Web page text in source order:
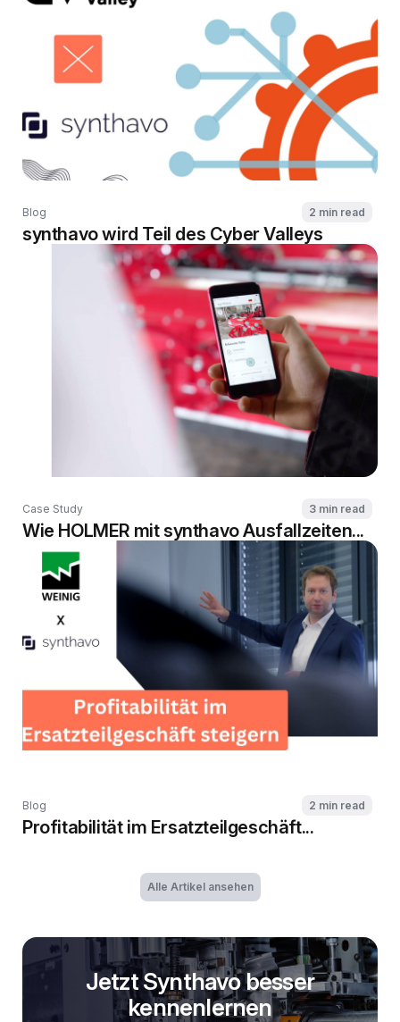
Blog 2 min read
synthavo wird Teil des Cyber Valleys
Case Study 3 min read
Wie HOLMER mit synthavo Ausfallzeiten...
Blog 2 min read
Profitabilität im Ersatzteilgeschäft...
Alle Artikel ansehen
Jetzt Synthavo besser
kennenlernen